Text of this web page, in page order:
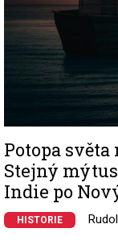
Potopa
Stejný
Indie po
HISTORIE